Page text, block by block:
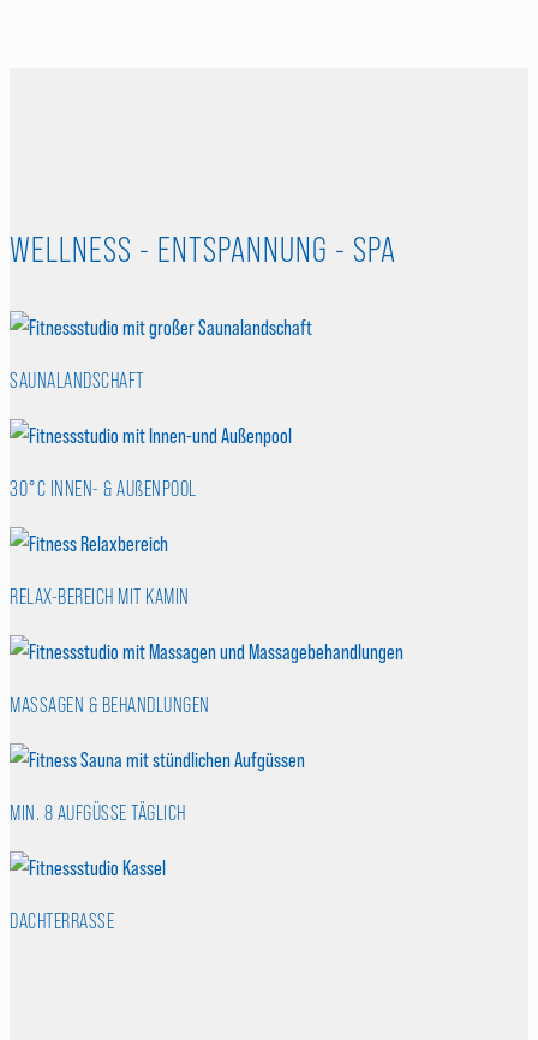
WELLNESS - ENTSPANNUNG - SPA
SAUNALANDSCHAFT
30°C INNEN- & AUßENPOOL
RELAX-BEREICH MIT KAMIN
MASSAGEN & BEHANDLUNGEN
MIN. 8 AUFGÜSSE TÄGLICH
DACHTERRASSE